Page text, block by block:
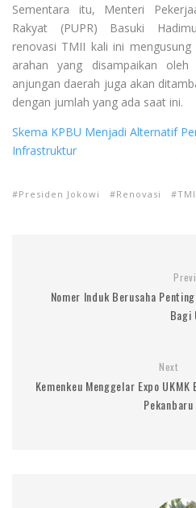
Sementara itu, Menteri
Rakyat (PUPR) Basuki
renovasi TMII kali ini
arahan yang disampaikan oleh
anjungan daerah juga akan
dengan jumlah yang ada saat ini.
Skema KPBU Menjadi Alternatif
Infrastruktur
Presiden Jokowi Renovasi
Nomer Induk Berusaha
Bagi
Next
Kemenkeu Menggelar Expo
Pekanbaru